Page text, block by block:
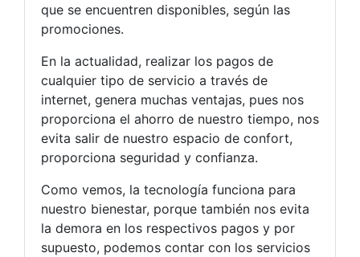
que se encuentren disponibles, según las
promociones.
En la actualidad, realizar los pagos de
cualquier tipo de servicio a través de
internet, genera muchas ventajas, pues nos
proporciona el ahorro de nuestro tiempo, nos
evita salir de nuestro espacio de confort,
proporciona seguridad y confianza.
Como vemos, la tecnología funciona para
nuestro bienestar, porque también nos evita
la demora en los respectivos pagos y por
supuesto, podemos contar con los servicios